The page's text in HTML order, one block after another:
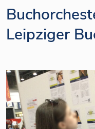
Leipziger